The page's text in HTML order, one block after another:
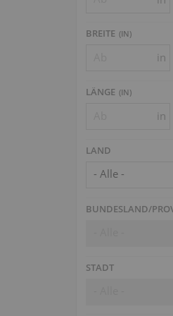
BREITE (IN)
in
LÄNGE (IN)
in
LAND
- Alle -
BUNDESLAND/
STADT